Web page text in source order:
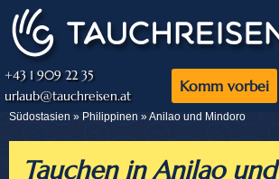
+43 1 909 22 35
urlaub@tauchreisen.at
Komm vorbei
Südostasien » Philippinen » Anilao und Mindoro
Tauchen in Anilao und